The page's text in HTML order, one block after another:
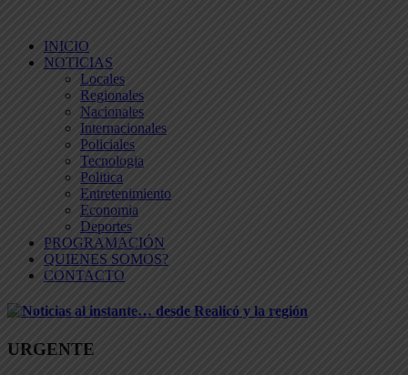
INICIO
NOTICIAS
Locales
Regionales
Nacionales
Internacionales
Policiales
Tecnologia
Politica
Entretenimiento
Economia
Deportes
PROGRAMACIÓN
QUIENES SOMOS?
CONTACTO
URGENTE